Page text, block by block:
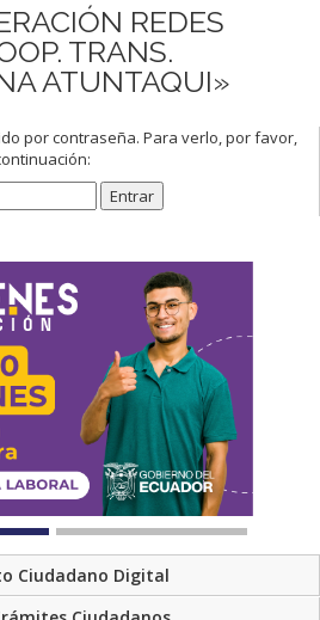
REDES
TRANS.
ATUNTAQUI»
por contraseña. Para verlo, por favor,
Ciudadano Digital